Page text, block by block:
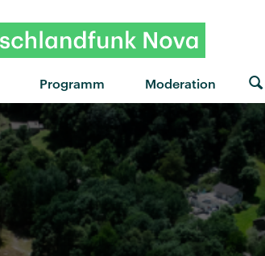
Programm Moderation
"Kiss Me Better" von Mercer